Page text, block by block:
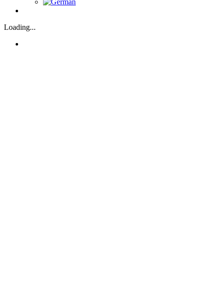
Loading...